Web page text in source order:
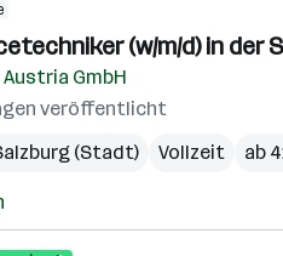
(w/m/d) in
GmbH
veröffentlicht
(Stadt) Vollzeit ab